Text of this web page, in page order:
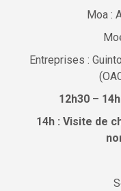
Moa :
Entreprises :
12h30 –
14h : Visite de